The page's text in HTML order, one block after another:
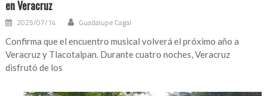
en Veracruz
2025/07/14 Guadalupe Cagal
Confirma que el encuentro musical volverá el próximo año a
Veracruz y Tlacotalpan. Durante cuatro noches, Veracruz
disfrutó de los